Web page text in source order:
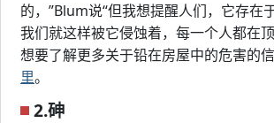
的，”Blum说“但我想提醒人们，它存在
我们就这样被它侵蚀着，每一个人都在
想要了解更多关于铅在房屋中的危害的
里。
2.砷